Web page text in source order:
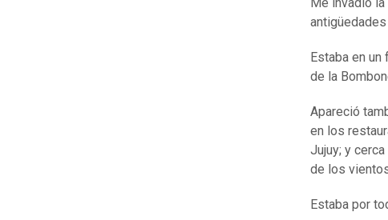
Estaba en
de la
Apareció
en los
Jujuy; y
de los
Estaba por